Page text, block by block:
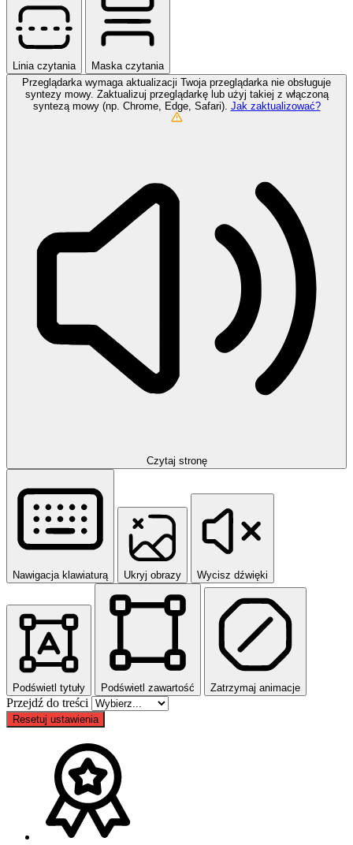
Linia czytania
Maska czytania
Przeglądarka wymaga aktualizacji Twoja przeglądarka nie obsługuje
syntezy mowy. Zaktualizuj przeglądarkę lub użyj takiej z włączoną
syntezą mowy (np. Chrome, Edge, Safari). Jak zaktualizować?
Czytaj stronę
Nawigacja klawiaturą Ukryj obrazy Wycisz dźwięki
Podświetl tytuły Podświetl zawartość Zatrzymaj animacje
Przejdź do treści
Resetuj ustawienia